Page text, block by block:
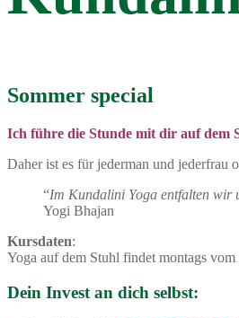
Sommer special
Ich führe die Stunde mit dir auf dem
Daher ist es für jederman und
“Im Kundalini Yoga entfalten wir
Yogi Bhajan
Kursdaten:
Yoga auf dem Stuhl findet montags vom
Dein Invest an dich selbst: